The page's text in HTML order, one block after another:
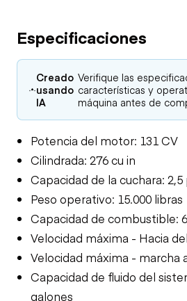
Especificaciones
Creado
usando
IA
Verifique las
características y
máquina antes de
Potencia del motor: 131 CV
Cilindrada: 276 cu in
Capacidad de la cuchara:
Peso operativo: 15.000 libras
Capacidad de combustible:
Velocidad máxima - Hacia
Velocidad máxima - marcha
Capacidad de fluido del
galones